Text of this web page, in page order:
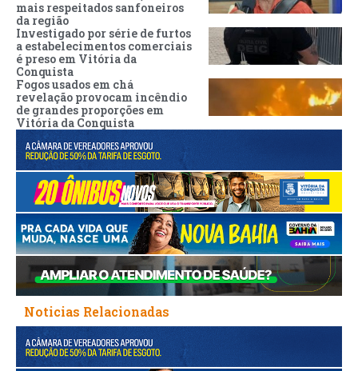
mais respeitados sanfoneiros
da região
Investigado por série de furtos
a estabelecimentos comerciais
é preso em Vitória da
Conquista
Fogos usados em chá
revelação provocam incêndio
de grandes proporções em
Vitória da Conquista
Noticias Relacionadas